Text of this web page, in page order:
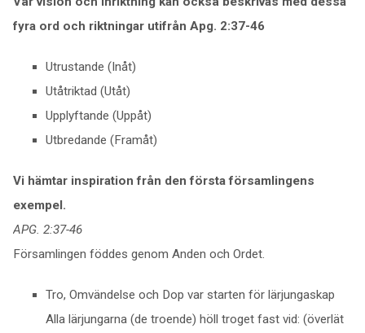
fyra ord och riktningar utifrån Apg. 2:37-46
Utrustande (Inåt)
Utåtriktad (Utåt)
Upplyftande (Uppåt)
Utbredande (Framåt)
Vi hämtar inspiration från den första församlingens
exempel.
APG. 2:37-46
Församlingen föddes genom Anden och Ordet.
Tro, Omvändelse och Dop var starten för lärjungaskap
Alla lärjungarna (de troende) höll troget fast vid: (överlät